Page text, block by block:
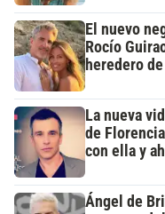
El nuevo
Rocío
heredero
La nueva
de
con ella y
Ángel de